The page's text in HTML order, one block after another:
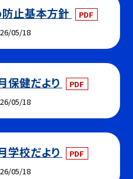
止基本方針
PDF
05/18
保健だより
PDF
05/18
学校だより
PDF
05/18